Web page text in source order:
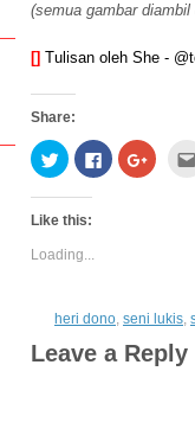
(semua gambar
[] Tulisan oleh She -
Share:
Click
to
share
on
Twitter
(Opens
new
window)
Click
to
share
Click
to
Click
new
Like this:
Loading...
heri dono, seni lukis,
Leave a Reply